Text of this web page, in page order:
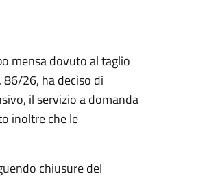
mensa dovuto al taglio
86/26, ha deciso di
il servizio a domanda
inoltre che le
chiusure del